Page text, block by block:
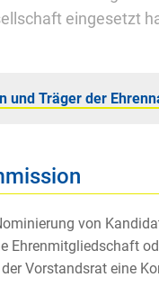
eingesetzt
und Träger der
von
Ehrenmitgliedschaft
Vorstandsrat eine